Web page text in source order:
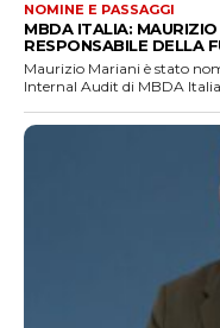
NOMINE E PASSAGGI
MBDA ITALIA:
RESPONSABILE DELLA
Maurizio Mariani è stato
Internal Audit di MBDA